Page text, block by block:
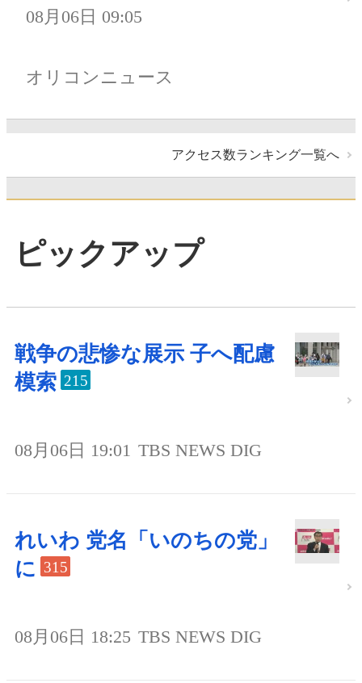
08月06日 09:05
オリコンニュース
アクセス数ランキング一覧へ
ピックアップ
戦争の悲惨な展示 子へ配慮
模索 215
08月06日 19:01 TBS NEWS DIG
れいわ 党名「いのちの党」
に 315
08月06日 18:25 TBS NEWS DIG